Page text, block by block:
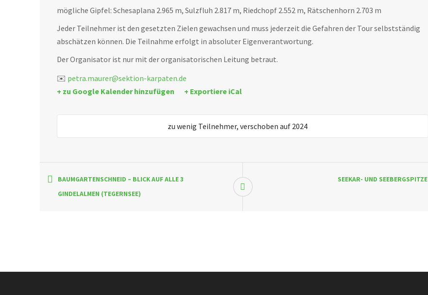
mögliche Gipfel: Schesaplana 2.965 m, Sulzfluh 2.817 m, Riedchopf 2.552 m, Rätschenhorn 2.703 m
Jeder Teilnehmer ist den gesetzten Zielen gewachsen und muss jederzeit die Gefahren der Tour selbstständig
abschätzen können. Die Teilnahme erfolgt in absoluter Eigenverantwortung.
Der Organisator ist nur mit der organisatorischen Leitung betraut.
✉️ petra.maurer@sektion-karpaten.de
+ zu Google Kalender hinzufügen
+ Exportiere iCal
zu wenig Teilnehmer, verschoben auf 2024
BAUMGARTENSCHNEID – BLICK AUF ALLE 3
GINDELALMEN (TEGERNSEE)
SEEKAR- UND SEEBERGSPITZE